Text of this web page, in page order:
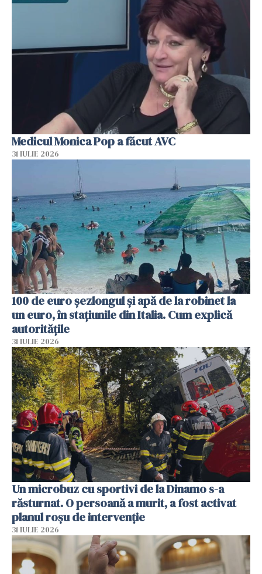
Medicul Monica Pop a făcut AVC
31 IULIE 2026
100 de euro șezlongul și apă de la robinet la
un euro, în stațiunile din Italia. Cum explică
autoritățile
31 IULIE 2026
Un microbuz cu sportivi de la Dinamo s-a
răsturnat. O persoană a murit, a fost activat
planul roșu de intervenție
31 IULIE 2026